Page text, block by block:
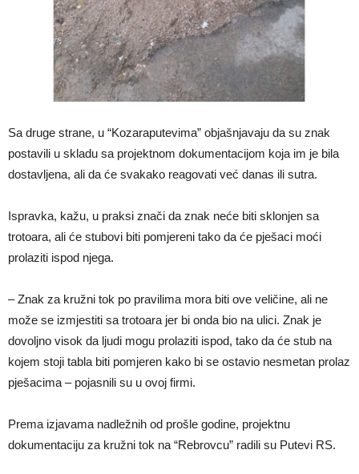
Sa druge strane, u “Kozaraputevima” objašnjavaju da su znak
postavili u skladu sa projektnom dokumentacijom koja im je bila
dostavljena, ali da će svakako reagovati već danas ili sutra.
Ispravka, kažu, u praksi znači da znak neće biti sklonjen sa
trotoara, ali će stubovi biti pomjereni tako da će pješaci moći
prolaziti ispod njega.
– Znak za kružni tok po pravilima mora biti ove veličine, ali ne
može se izmjestiti sa trotoara jer bi onda bio na ulici. Znak je
dovoljno visok da ljudi mogu prolaziti ispod, tako da će stub na
kojem stoji tabla biti pomjeren kako bi se ostavio nesmetan prolaz
pješacima – pojasnili su u ovoj firmi.
Prema izjavama nadležnih od prošle godine, projektnu
dokumentaciju za kružni tok na “Rebrovcu” radili su Putevi RS.